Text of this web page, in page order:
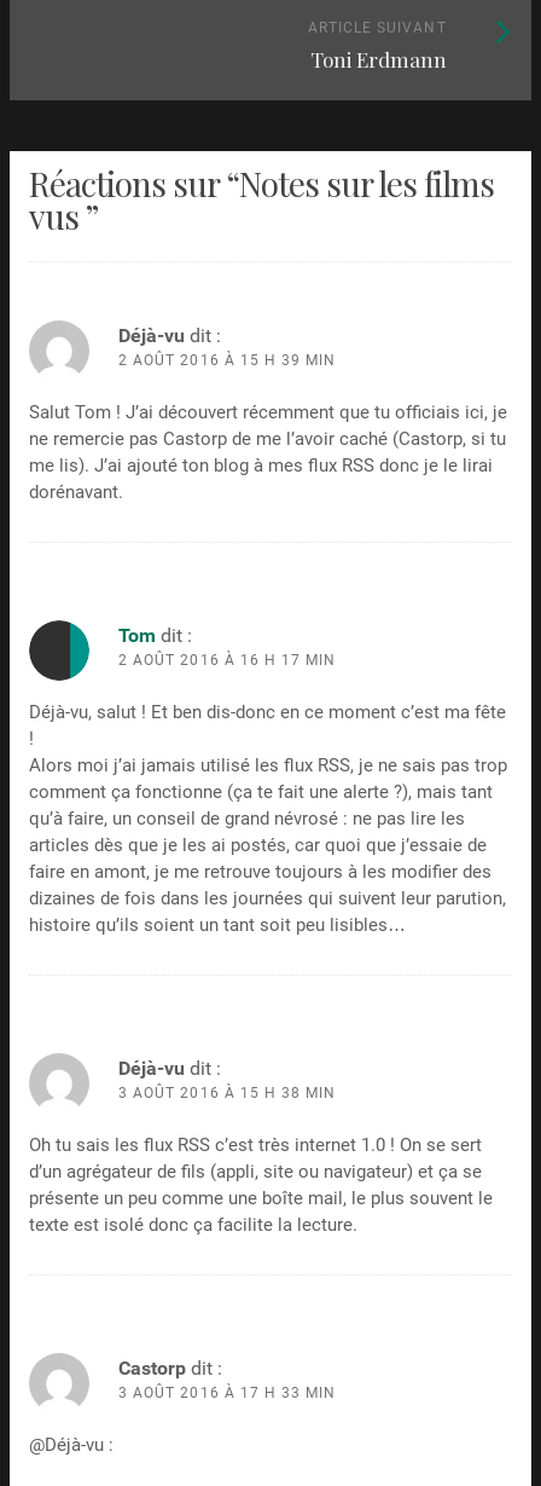
ARTICLE SUIVANT
Toni Erdmann
Article
Réactions sur “Notes sur les films
vus”
Déjà-vu dit :
2 AOÛT 2016 À 15 H 39 MIN
Salut Tom ! J’ai découvert récemment que tu officiais ici, je
ne remercie pas Castorp de me l’avoir caché (Castorp, si tu
me lis). J’ai ajouté ton blog à mes flux RSS donc je le lirai
dorénavant.
Tom dit :
2 AOÛT 2016 À 16 H 17 MIN
Déjà-vu, salut ! Et ben dis-donc en ce moment c’est ma fête
!
Alors moi j’ai jamais utilisé les flux RSS, je ne sais pas trop
comment ça fonctionne (ça te fait une alerte ?), mais tant
qu’à faire, un conseil de grand névrosé : ne pas lire les
articles dès que je les ai postés, car quoi que j’essaie de
faire en amont, je me retrouve toujours à les modifier des
dizaines de fois dans les journées qui suivent leur parution,
histoire qu’ils soient un tant soit peu lisibles…
Déjà-vu dit :
3 AOÛT 2016 À 15 H 38 MIN
Oh tu sais les flux RSS c’est très internet 1.0 ! On se sert
d’un agrégateur de fils (appli, site ou navigateur) et ça se
présente un peu comme une boîte mail, le plus souvent le
texte est isolé donc ça facilite la lecture.
Castorp dit :
3 AOÛT 2016 À 17 H 33 MIN
@Déjà-vu :